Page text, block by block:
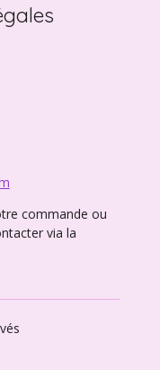
commande ou
via la